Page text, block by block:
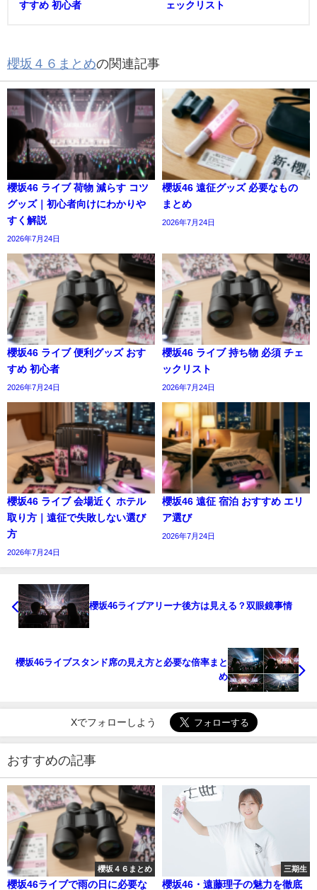
すすめ 初心者 ェックリスト
櫻坂４６まとめの関連記事
櫻坂46 ライブ 荷物 減らす コツ
グッズ｜初心者向けにわかりや
すく解説
2026年7月24日
櫻坂46 遠征グッズ 必要なもの
まとめ
2026年7月24日
櫻坂46 ライブ 便利グッズ おす
すめ 初心者
2026年7月24日
櫻坂46 ライブ 持ち物 必須 チェ
ックリスト
2026年7月24日
櫻坂46 ライブ 会場近く ホテル
取り方｜遠征で失敗しない選び
方
2026年7月24日
櫻坂46 遠征 宿泊 おすすめ エリ
ア選び
2026年7月24日
櫻坂46ライブアリーナ後方は見える？双眼鏡事情
櫻坂46ライブスタンド席の見え方と必要な倍率まと
め
Xでフォローしよう
おすすめの記事
櫻坂４６まとめ
櫻坂46ライブで雨の日に必要な
三期生
櫻坂46・遠藤理子の魅力を徹底